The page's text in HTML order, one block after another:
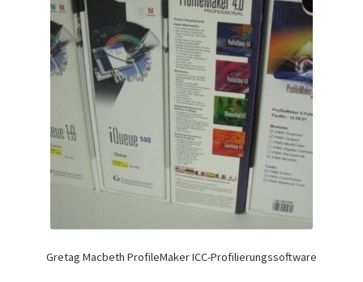
Gretag Macbeth ProfileMaker ICC-Profilierungssoftware